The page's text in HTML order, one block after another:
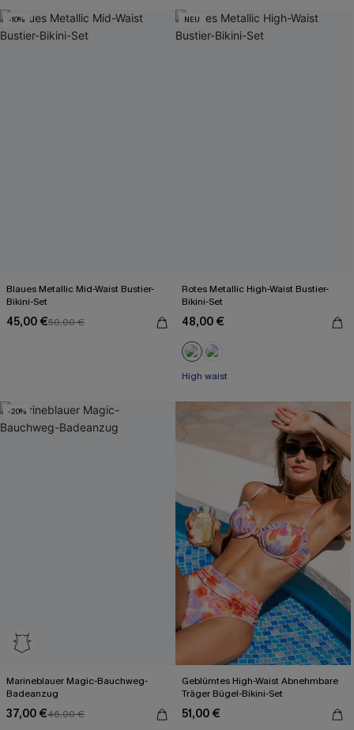
-10%
Blaues Metallic Mid-Waist Bustier-
Bikini-Set
45,00 €50,00 €
NEU
Rotes Metallic High-Waist Bustier-
Bikini-Set
48,00 €
High waist
-20%
Marineblauer Magic-Bauchweg-
Badeanzug
37,00 €46,00 €
Geblümtes High-Waist Abnehmbare
Träger Bügel-Bikini-Set
51,00 €